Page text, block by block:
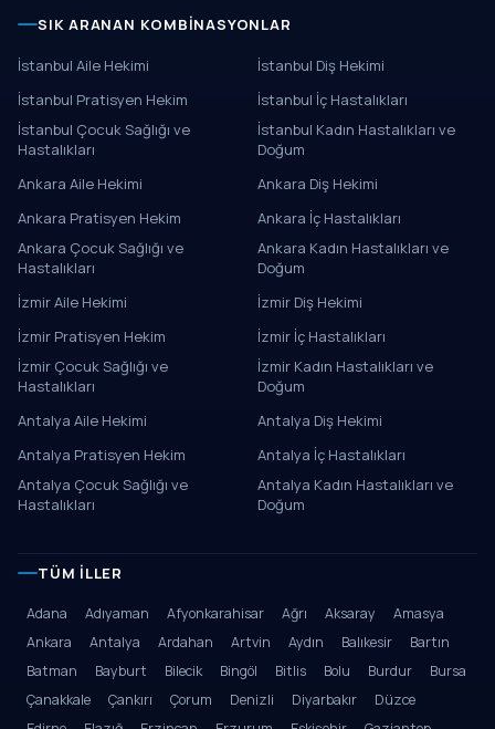
SIK ARANAN KOMBINASYONLAR
İstanbul Aile Hekimi
İstanbul Diş Hekimi
İstanbul Pratisyen Hekim
İstanbul İç Hastalıkları
İstanbul Çocuk Sağlığı ve
Hastalıkları
İstanbul Kadın Hastalıkları ve
Doğum
Ankara Aile Hekimi
Ankara Diş Hekimi
Ankara Pratisyen Hekim
Ankara İç Hastalıkları
Ankara Çocuk Sağlığı ve
Hastalıkları
Ankara Kadın Hastalıkları ve
Doğum
İzmir Aile Hekimi
İzmir Diş Hekimi
İzmir Pratisyen Hekim
İzmir İç Hastalıkları
İzmir Çocuk Sağlığı ve
Hastalıkları
İzmir Kadın Hastalıkları ve
Doğum
Antalya Aile Hekimi
Antalya Diş Hekimi
Antalya Pratisyen Hekim
Antalya İç Hastalıkları
Antalya Çocuk Sağlığı ve
Hastalıkları
Antalya Kadın Hastalıkları ve
Doğum
TÜM İLLER
Adana Adıyaman Afyonkarahisar Ağrı Aksaray
Amasya
Ankara
Antalya Ardahan Artvin Aydın Balıkesir
Bartın
Batman
Bayburt Bilecik Bingöl Bitlis Bolu Burdur
Bursa
Çanakkale
Çankırı Çorum Denizli Diyarbakır
Düzce